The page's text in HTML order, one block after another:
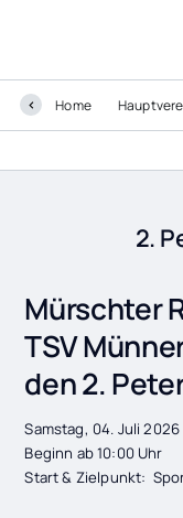
Home
2.
Mürschter
TSV
den 2.
Samstag, 04. Juli 2026
Beginn ab 10:00 Uhr
Start & Zielpunkt: